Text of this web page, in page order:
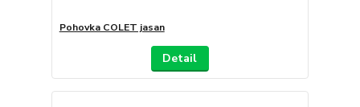
Pohovka COLET jasan
Detail